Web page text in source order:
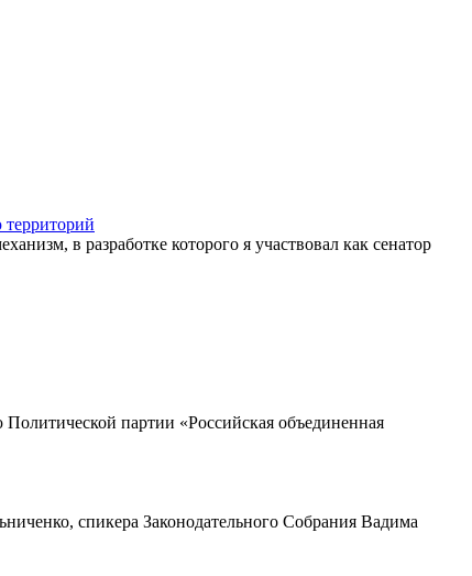
в разработке которого я участвовал как сенатор
партии «Российская объединенная
спикера Законодательного Собрания Вадима